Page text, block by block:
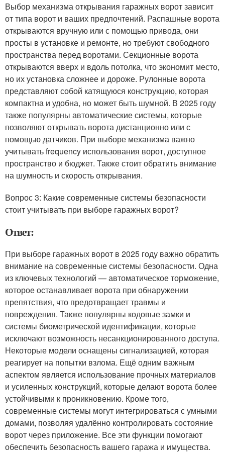
Выбор механизма открывания гаражных ворот зависит
от типа ворот и ваших предпочтений. Распашные ворота
открываются вручную или с помощью привода, они
просты в установке и ремонте, но требуют свободного
пространства перед воротами. Секционные ворота
открываются вверх и вдоль потолка, что экономит место,
но их установка сложнее и дороже. Рулонные ворота
представляют собой катящуюся конструкцию, которая
компактна и удобна, но может быть шумной. В 2025 году
также популярны автоматические системы, которые
позволяют открывать ворота дистанционно или с
помощью датчиков. При выборе механизма важно
учитывать frequency использования ворот, доступное
пространство и бюджет. Также стоит обратить внимание
на шумность и скорость открывания.
Вопрос 3: Какие современные системы безопасности
стоит учитывать при выборе гаражных ворот?
Ответ:
При выборе гаражных ворот в 2025 году важно обратить
внимание на современные системы безопасности. Одна
из ключевых технологий — автоматическое торможение,
которое останавливает ворота при обнаружении
препятствия, что предотвращает травмы и
повреждения. Также популярны кодовые замки и
системы биометрической идентификации, которые
исключают возможность несанкционированного доступа.
Некоторые модели оснащены сигнализацией, которая
реагирует на попытки взлома. Ещё одним важным
аспектом является использование прочных материалов
и усиленных конструкций, которые делают ворота более
устойчивыми к проникновению. Кроме того,
современные системы могут интегрироваться с умными
домами, позволяя удалённо контролировать состояние
ворот через приложение. Все эти функции помогают
обеспечить безопасность вашего гаража и имущества.